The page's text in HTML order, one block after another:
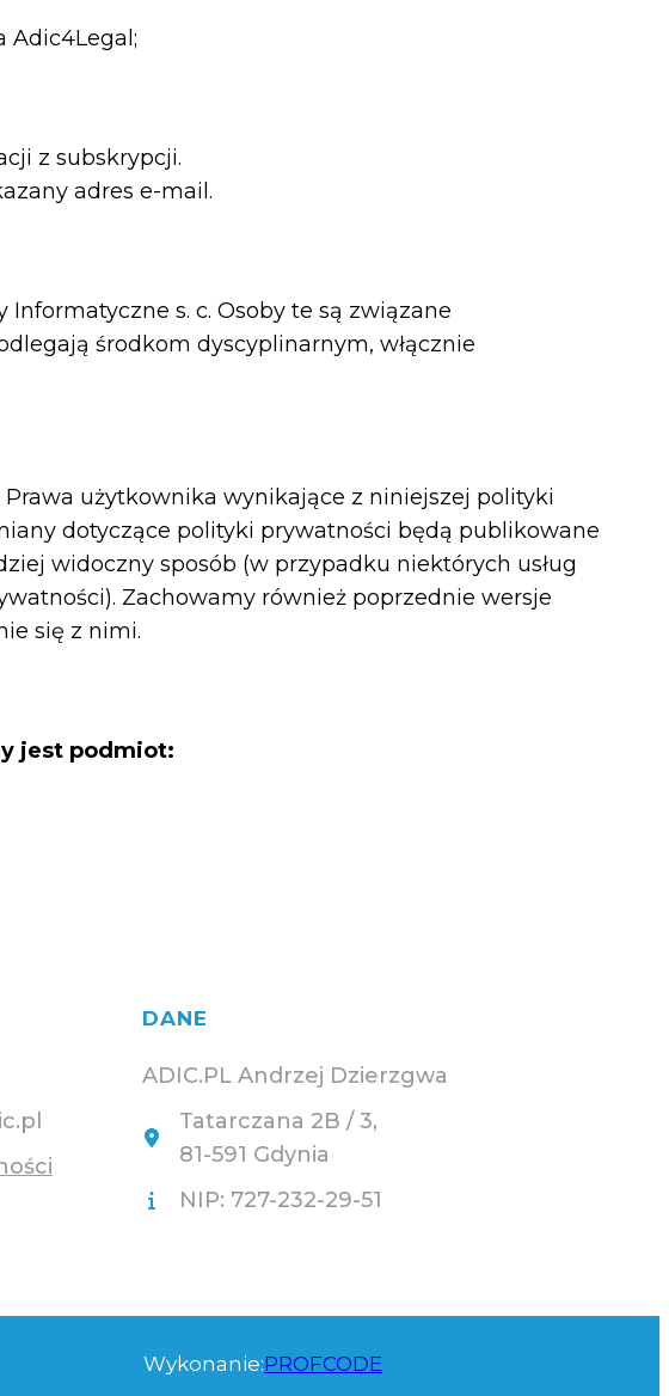
Adic4Legal;
z subskrypcji.
adres e-mail.
s. c. Osoby te są związane
środkom dyscyplinarnym, włącznie
użytkownika wynikające z niniejszej polityki
dotyczące polityki prywatności będą publikowane
widoczny sposób (w przypadku niektórych usług
Zachowamy również poprzednie wersje
się z nimi.
jest podmiot:
DANE
ADIC.PL Andrzej Dzierzgwa
Tatarczana 2B / 3,
81-591 Gdynia
NIP: 727-232-29-51
Wykonanie:PROFCODE